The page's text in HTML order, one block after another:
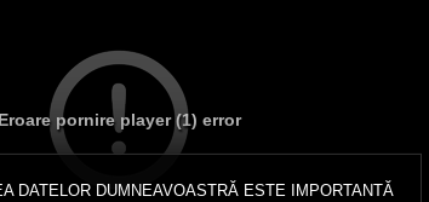
DATELOR DUMNEAVOASTRĂ ESTE IMPORTANTĂ
Eroare pornire player (1) error